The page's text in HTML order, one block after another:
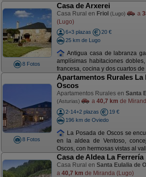
8 Fotos
Casa de Arxerei
Casa Rural en Friol (Lugo) a
(Lugo)
6+3 plazas
20 €
25 km de Lugo
Antigua casa de labranza
amplísimas habitaciones
francesa, cocina y dos cuartos de
8 Fotos
Apartamentos Rurales La
Oscos
Apartamentos Rurales en Santa
(Asturias) a 40,7 km de
2-14+2 plazas
19 €
196 km de Oviedo
La Posada de Oscos se
en la aldea de Ventoso,
Oscos, con hermosas vistas al
Casa de Aldea La Ferrería
Casa Rural en Santa Eulalia de
a 40,7 km de Miranda (Lugo)